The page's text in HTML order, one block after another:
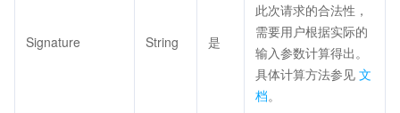
Signature String 是
此次请求的合法性，
需要用户根据实际的
输入参数计算得出。
具体计算方法参见 文
档。